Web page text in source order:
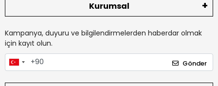
Kurumsal
Kampanya, duyuru ve bilgilendirmelerden haberdar olmak
için kayıt olun.
Gönder